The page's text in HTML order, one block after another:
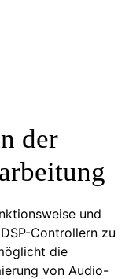
der
und
Controllern zu
die
von Audio-